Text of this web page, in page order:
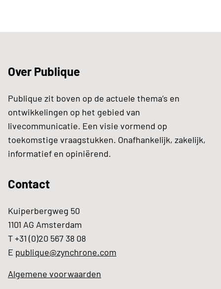
Over Publique
Publique zit boven op de actuele thema’s en
ontwikkelingen op het gebied van
livecommunicatie. Een visie vormend op
toekomstige vraagstukken. Onafhankelijk, zakelijk,
informatief en opiniërend.
Contact
Kuiperbergweg 50
1101 AG Amsterdam
T +31 (0)20 567 38 08
E publique@zynchrone.com
Algemene voorwaarden